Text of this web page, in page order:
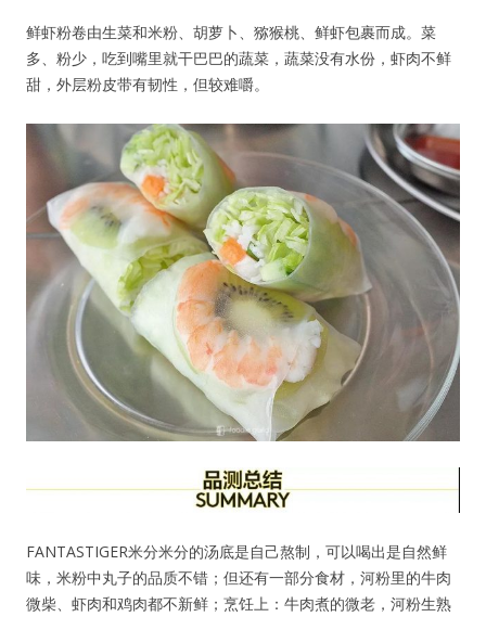
用户名或Email
密码
忘记密码?
记住我的登录状态
没帐号？注册一个
鲜虾粉卷由生菜和米粉、胡萝卜、猕猴桃、鲜虾包裹而成。菜
多、粉少，吃到嘴里就干巴巴的蔬菜，蔬菜没有水份，虾肉不鲜
甜，外层粉皮带有韧性，但较难嚼。
FANTASTIGER米分米分的汤底是自己熬制，可以喝出是自然鲜
味，米粉中丸子的品质不错；但还有一部分食材，河粉里的牛肉
微柴、虾肉和鸡肉都不新鲜；烹饪上：牛肉煮的微老，河粉生熟